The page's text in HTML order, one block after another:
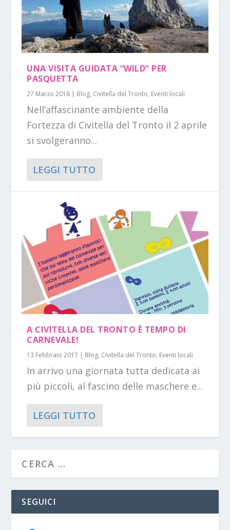
UNA VISITA GUIDATA “WILD” PER
PASQUETTA
27 Marzo 2018 Blog, Civitella del Tronto, Eventi locali
Nell’affascinante ambiente della
Fortezza di Civitella del Tronto il 2 aprile
si svolgeranno...
LEGGI TUTTO
A CIVITELLA DEL TRONTO È TEMPO DI
CARNEVALE!
13 Febbraio 2017 | Blog, Civitella del Tronto, Eventi locali
In arrivo una giornata tutta dedicata ai
più piccoli, al fascino delle maschere e...
LEGGI TUTTO
SEGUICI